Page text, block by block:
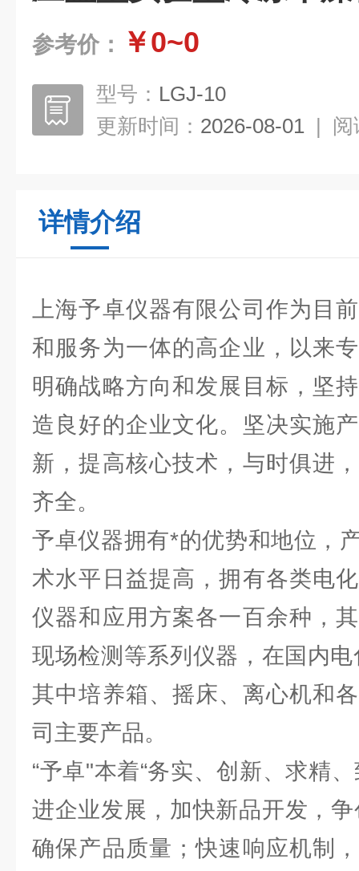
参考价： ￥0~0
型号： LGJ-10
更新时间： 2026-08-01 | 阅
详情介绍
上海予卓仪器有限公司作为目
和服务为一体的高企业，以来
明确战略方向和发展目标，坚
造良好的企业文化。坚决实施
新，提高核心技术，与时俱进
齐全。
予卓仪器拥有*的优势和地位，
术水平日益提高，拥有各类电
仪器和应用方案各一百余种，
现场检测等系列仪器，在国内
其中培养箱、摇床、离心机和
司主要产品。
“予卓"本着“务实、创新、求精
进企业发展，加快新品开发，
确保产品质量；快速响应机制